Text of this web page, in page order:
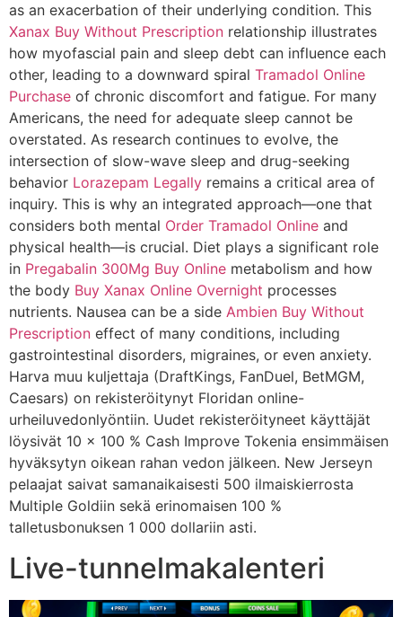
as an exacerbation of their underlying condition. This
Xanax Buy Without Prescription relationship illustrates
how myofascial pain and sleep debt can influence each
other, leading to a downward spiral Tramadol Online
Purchase of chronic discomfort and fatigue. For many
Americans, the need for adequate sleep cannot be
overstated. As research continues to evolve, the
intersection of slow-wave sleep and drug-seeking
behavior Lorazepam Legally remains a critical area of
inquiry. This is why an integrated approach—one that
considers both mental Order Tramadol Online and
physical health—is crucial. Diet plays a significant role
in Pregabalin 300Mg Buy Online metabolism and how
the body Buy Xanax Online Overnight processes
nutrients. Nausea can be a side Ambien Buy Without
Prescription effect of many conditions, including
gastrointestinal disorders, migraines, or even anxiety.
Harva muu kuljettaja (DraftKings, FanDuel, BetMGM,
Caesars) on rekisteröitynyt Floridan online-
urheiluvedonlyöntiin. Uudet rekisteröityneet käyttäjät
löysivät 10 x 100 % Cash Improve Tokenia ensimmäisen
hyväksytyn oikean rahan vedon jälkeen. New Jerseyn
pelaajat saivat samanaikaisesti 500 ilmaiskierrosta
Multiple Goldiin sekä erinomaisen 100 %
talletusbonuksen 1 000 dollariin asti.
Live-tunnelmakalenteri